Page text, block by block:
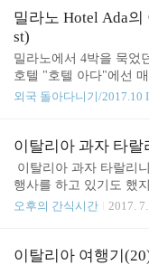
어디서 산건지 헷갈릴
서 요즘은 왠만하면 현
..
냈더니, 다른 단톡방의
를 하는데 유독 친오래
기도 잡힌다니????"라
우리 오빠로 말하자면 "
소엔 먹는 걸 엄청 좋아
우선순위에서 한참 뒤
들어간 레스토랑 메뉴
힌 생선을 넣은 파스타"
밀라노 Hotel Ada
st)
밀라노에서 4박을 묵었
호텔 "호텔 아다"에선
주었다. 여행 예약 사이
다. ​ 첫날밤을 자고 아침
머니 직원분이 반갑게
거지? 커피 마실래 차
계속 끄덕끄덕 했더니
셨다. 어떤 사람들에겐
외국 돌아다니기/2017.10
이탈리아 과자 타
이탈리아 과자 타랄리
행사를 하고 있기도 했
lia라는 회사 이름이 더
입. ​ 가격도 착하고 양
오후의 간식시간 2017.
이탈리아 여행기